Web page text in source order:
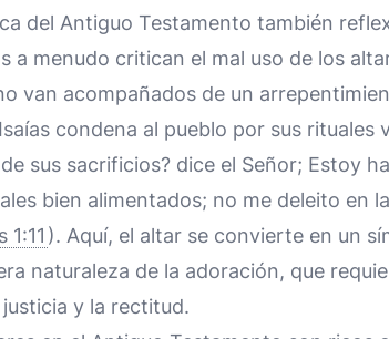
del Antiguo Testamento también
a menudo critican el mal uso de los
van acompañados de un
condena al pueblo por sus rituales
sus sacrificios? dice el Señor; Estoy
bien alimentados; no me deleito en
1:11 ). Aquí, el altar se convierte en un
naturaleza de la adoración, que
y la rectitud.